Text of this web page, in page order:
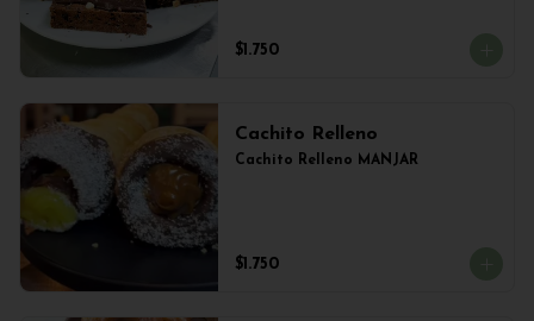
$1.750
Cachito Relleno
Cachito Relleno MANJAR
$1.750